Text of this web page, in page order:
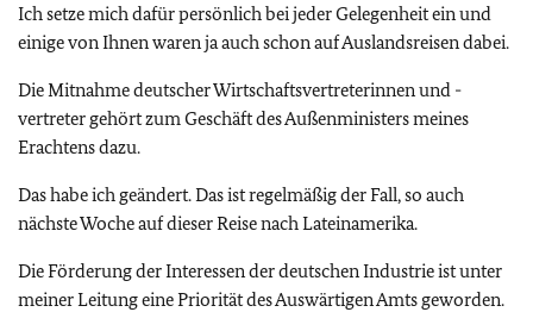
Ich setze mich dafür persönlich bei jeder Gelegenheit ein und
einige von Ihnen waren ja auch schon auf Auslandsreisen dabei.
Die Mitnahme deutscher Wirtschaftsvertreterinnen und -
vertreter gehört zum Geschäft des Außenministers meines
Erachtens dazu.
Das habe ich geändert. Das ist regelmäßig der Fall, so auch
nächste Woche auf dieser Reise nach Lateinamerika.
Die Förderung der Interessen der deutschen Industrie ist unter
meiner Leitung eine Priorität des Auswärtigen Amts geworden.